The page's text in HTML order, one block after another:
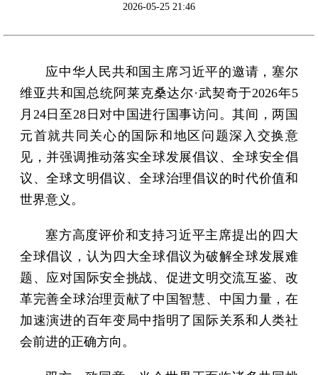
2026-05-25 21:46
应中华人民共和国主席习近平的邀请，塞尔
维亚共和国总统阿莱克桑达尔·武契奇于2026年5
月24日至28日对中国进行国事访问。其间，两国
元首就共同关心的国际和地区问题深入交换意
见，并强调推动落实全球发展倡议、全球安全倡
议、全球文明倡议、全球治理倡议的时代价值和
世界意义。
塞方高度评价和支持习近平主席提出的四大
全球倡议，认为四大全球倡议为破解全球发展难
题、应对国际安全挑战、促进文明交流互鉴、改
革完善全球治理贡献了中国智慧、中国力量，在
加速演进的百年变局中指明了国际关系和人类社
会前进的正确方向。